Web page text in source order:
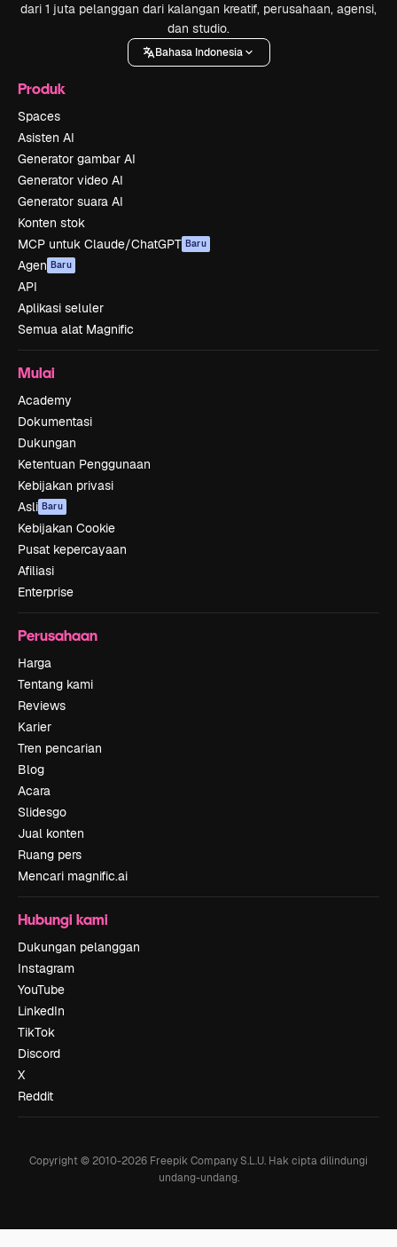
dari 1 juta pelanggan dari kalangan kreatif, perusahaan, agensi,
dan studio.
Bahasa Indonesia
Produk
Spaces
Asisten AI
Generator gambar AI
Generator video AI
Generator suara AI
Konten stok
MCP untuk Claude/ChatGPT Baru
Agen Baru
API
Aplikasi seluler
Semua alat Magnific
Mulai
Academy
Dokumentasi
Dukungan
Ketentuan Penggunaan
Kebijakan privasi
Asli Baru
Kebijakan Cookie
Pusat kepercayaan
Afiliasi
Enterprise
Perusahaan
Harga
Tentang kami
Reviews
Karier
Tren pencarian
Blog
Acara
Slidesgo
Jual konten
Ruang pers
Mencari magnific.ai
Hubungi kami
Dukungan pelanggan
Instagram
YouTube
LinkedIn
TikTok
Discord
X
Reddit
Copyright © 2010-2026 Freepik Company S.L.U. Hak cipta dilindungi
undang-undang.